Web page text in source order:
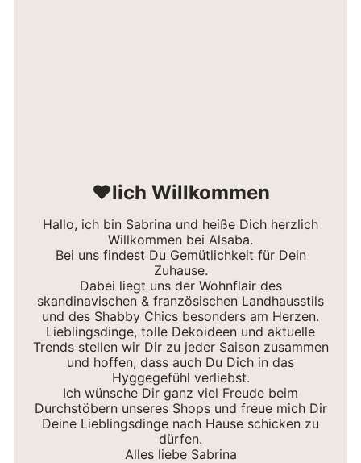
❤lich Willkommen
Hallo, ich bin Sabrina und heiße Dich herzlich
Willkommen bei Alsaba.
Bei uns findest Du Gemütlichkeit für Dein
Zuhause.
Dabei liegt uns der Wohnflair des
skandinavischen & französischen Landhausstils
und des Shabby Chics besonders am Herzen.
Lieblingsdinge, tolle Dekoideen und aktuelle
Trends stellen wir Dir zu jeder Saison zusammen
und hoffen, dass auch Du Dich in das
Hyggegefühl verliebst.
Ich wünsche Dir ganz viel Freude beim
Durchstöbern unseres Shops und freue mich Dir
Deine Lieblingsdinge nach Hause schicken zu
dürfen.
Alles liebe Sabrina